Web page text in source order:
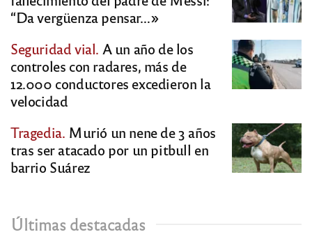
“Da vergüenza pensar…»
Seguridad vial. A un año de los
controles con radares, más de
12.000 conductores excedieron la
velocidad
Tragedia. Murió un nene de 3 años
tras ser atacado por un pitbull en
barrio Suárez
Últimas destacadas